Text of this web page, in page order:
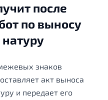
после
по выносу
знаков
акт выноса
и передает его